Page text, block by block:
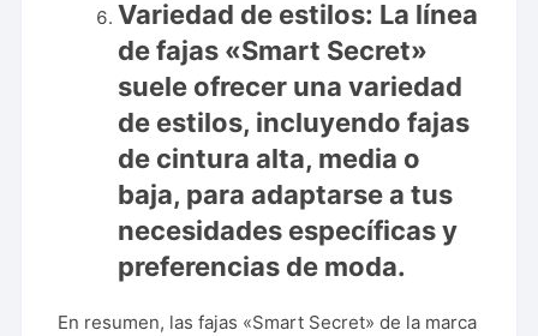
Variedad de estilos: La línea
de fajas «Smart Secret»
suele ofrecer una variedad
de estilos, incluyendo fajas
de cintura alta, media o
baja, para adaptarse a tus
necesidades específicas y
preferencias de moda.
En resumen, las fajas «Smart Secret» de la marca